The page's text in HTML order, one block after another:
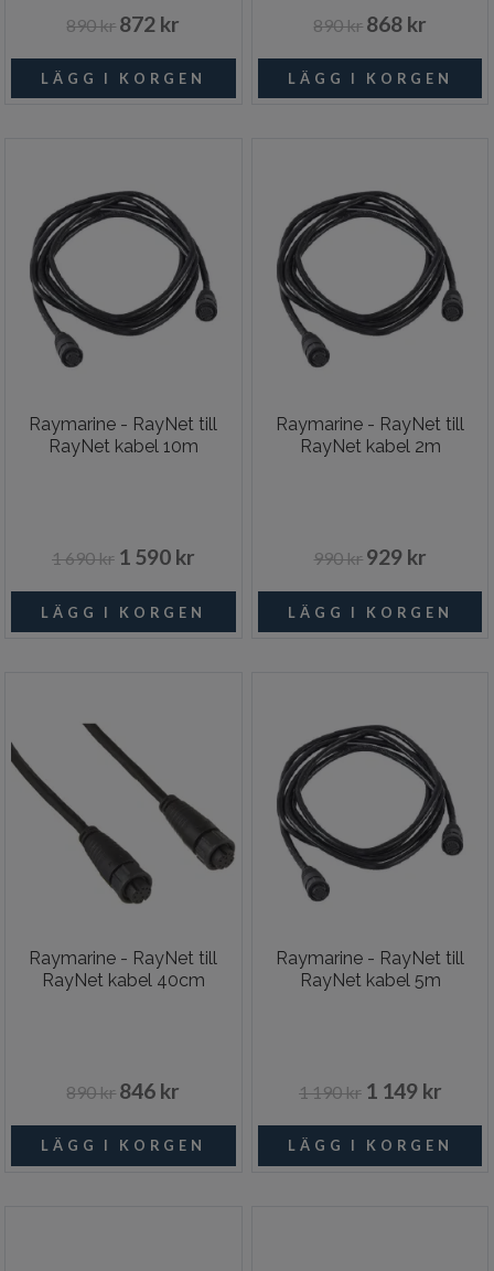
890 kr 872 kr 890 kr 868 kr
Raymarine - RayNet till
RayNet kabel 10m
1 690 kr 1 590 kr
Raymarine - RayNet till
RayNet kabel 2m
990 kr 929 kr
Raymarine - RayNet till
RayNet kabel 40cm
890 kr 846 kr
Raymarine - RayNet till
RayNet kabel 5m
1 190 kr 1 149 kr